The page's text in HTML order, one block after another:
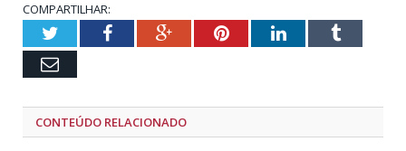
COMPARTILHAR:
TwitterFacebookGoogle+PinterestLinkedInTumblr
Email
CONTEÚDO RELACIONADO